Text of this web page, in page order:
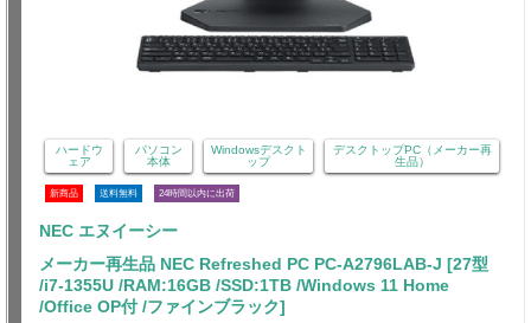
ハードウ
ェア
パソコン
本体
Windowsデスクト
ップ
デスクトップPC（メーカー再
生品）
新商品 送料無料 24時間以内に出荷
NEC エヌイーシー
メーカー再生品 NEC Refreshed PC PC-A2796LAB-J [27型
/i7-1355U /RAM:16GB /SSD:1TB /Windows 11 Home
/Office OP付 /ファインブラック]